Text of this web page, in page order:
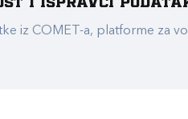
i ispravci
iz COMET-a, platforme za